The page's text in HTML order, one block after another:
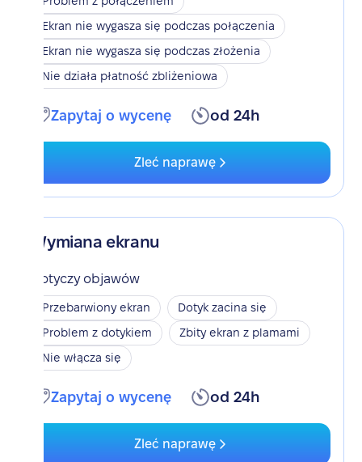
Ekran nie wygasza się podczas połączenia
Ekran nie wygasza się podczas złożenia
Nie działa płatność zbliżeniowa
Zapytaj o wycenę od 24h
Zleć naprawę
Wymiana ekranu
Dotyczy objawów
Przebarwiony ekran
Dotyk zacina się
Problem z dotykiem
Zbity ekran z plamami
Nie włącza się
Zapytaj o wycenę od 24h
Zleć naprawę